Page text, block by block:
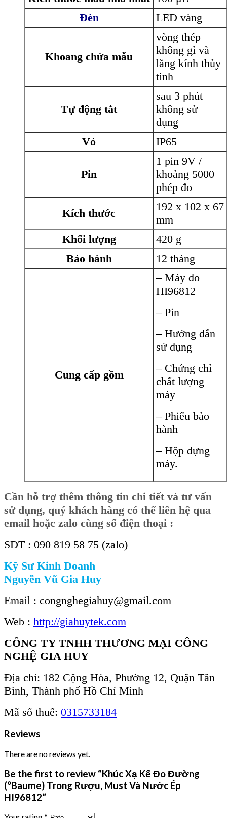
Đèn
LED vàng
Khoang chứa mẫu
vòng thép
không gỉ và
lăng kính thủy
tinh
Tự động tắt
sau 3 phút
không sử
dụng
Vỏ
IP65
Pin
1 pin 9V /
khoảng 5000
phép đo
Kích thước
192 x 102 x 67
mm
Khối lượng
420 g
Bảo hành
12 tháng
Cung cấp gồm
– Máy đo
HI96812
– Pin
– Hướng dẫn
sử dụng
– Chứng chỉ
chất lượng
máy
– Phiếu bảo
hành
– Hộp đựng
máy.
Cần hỗ trợ thêm thông tin chi tiết và tư vấn
sử dụng, quý khách hàng có thể liên hệ qua
email hoặc zalo cùng số điện thoại :
SDT : 090 819 58 75 (zalo)
Kỹ Sư Kinh Doanh
Nguyễn Vũ Gia Huy
Email : congnghegiahuy@gmail.com
Web : http://giahuytek.com
CÔNG TY TNHH THƯƠNG MẠI CÔNG
NGHỆ GIA HUY
Địa chỉ: 182 Cộng Hòa, Phường 12, Quận Tân
Bình, Thành phố Hồ Chí Minh
Mã số thuế: 0315733184
Reviews
There are no reviews yet.
Be the first to review “Khúc Xạ Kế Đo Đường
(°Baume) Trong Rượu, Must Và Nước Ép
HI96812”